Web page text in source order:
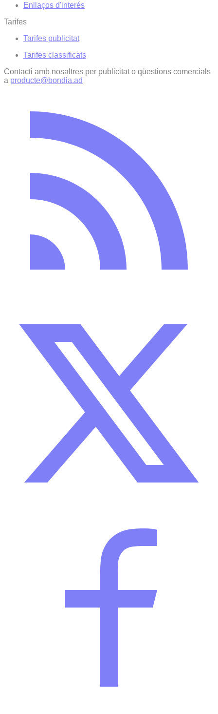
Enllaços d'interés
Tarifes
Tarifes publicitat
Tarifes classificats
Contacti amb nosaltres per publicitat o qüestions comercials
a producte@bondia.ad